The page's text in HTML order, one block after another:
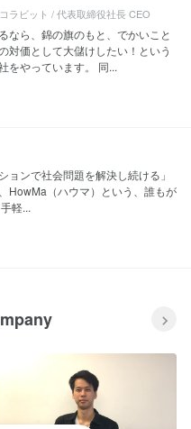
ラビット / 代表取締役社長 CEO
なら、錦の旗のもと、でかいこと
対価として大儲けしたい！という
をやっています。 同...
ョンで社会問題を解決し続ける」
HowMa（ハウマ）という、誰もが
軽...